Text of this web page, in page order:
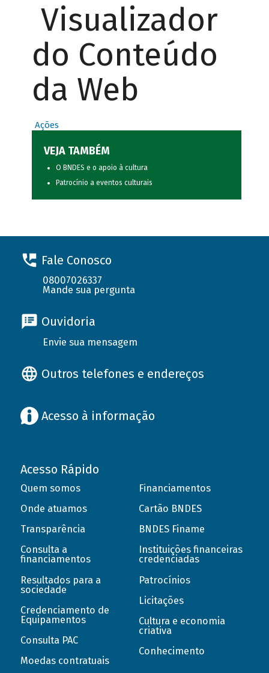
Visualizador
do Conteúdo
da Web
Ações
VEJA TAMBÉM
O BNDES e o apoio à cultura
Patrocínio a eventos culturais
Fale Conosco
08007026337
Mande sua pergunta
Ouvidoria
Envie sua mensagem
Outros telefones e endereços
Acesso à informação
Acesso Rápido
Quem somos
Onde atuamos
Transparência
Consulta a
financiamentos
Resultados para a
sociedade
Credenciamento de
Equipamentos
Consulta PAC
Moedas contratuais
Financiamentos
Cartão BNDES
BNDES Finame
Instituições financeiras
credenciadas
Patrocínios
Licitações
Cultura e economia
criativa
Conhecimento